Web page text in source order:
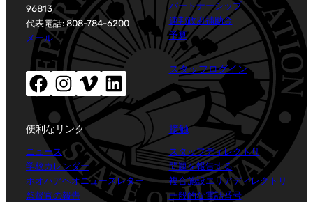
96813
代表電話: 808-784-6200
メール
Facebook（新しいウィンドウが開きます）Instagram（新しいウィンドウが開きます）
Vimeo (新しいウィンドウが開きます)LinkedIn (新しいウィンドウが開きます)
パートナーシップ
連邦政府補助金
予算
スタッフログイン
便利なリンク
ニュース
学校カレンダー
ホオハアヘオニュースレター
監督官の報告
接触
スタッフディレクトリ
問題を報告する
複合施設エリアディレクトリ
一般的な電話番号